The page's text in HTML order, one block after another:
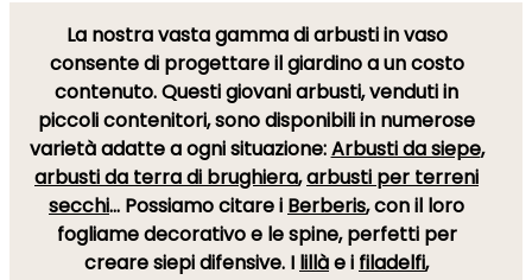
La nostra vasta gamma diarbusti in vaso
consente di progettare il giardino a un costo
contenuto.Questi giovani arbusti, venduti in
piccoli contenitori, sono disponibili in numerose
varietà adatte a ogni situazione:Arbusti da siepe,
arbusti da terra di brughiera,arbusti per terreni
secchi... Possiamo citare i Berberis, con il loro
fogliame decorativo e le spine, perfetti per
creare siepi difensive. I lillàe i filadelfi,